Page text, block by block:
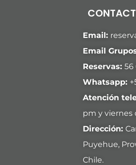
Email:
Email
Reservas: 56
Whatsapp: +
Atención
pm y viernes
Dirección:
Puyehue,
Chile.